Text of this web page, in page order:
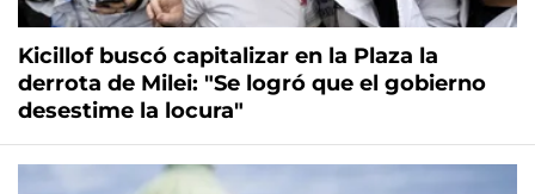
Kicillof buscó capitalizar en la Plaza la
derrota de Milei: "Se logró que el gobierno
desestime la locura"